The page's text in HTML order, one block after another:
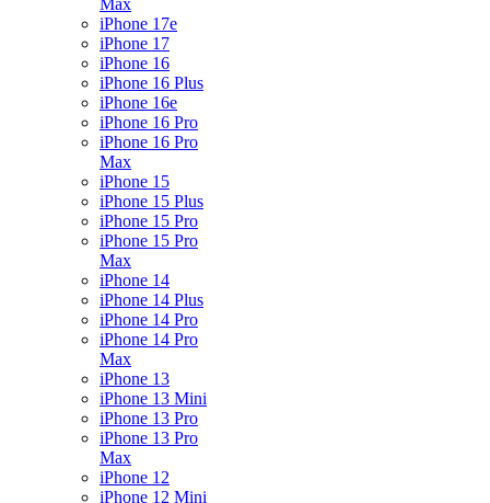
Max
iPhone 17e
iPhone 17
iPhone 16
iPhone 16 Plus
iPhone 16e
iPhone 16 Pro
iPhone 16 Pro
Max
iPhone 15
iPhone 15 Plus
iPhone 15 Pro
iPhone 15 Pro
Max
iPhone 14
iPhone 14 Plus
iPhone 14 Pro
iPhone 14 Pro
Max
iPhone 13
iPhone 13 Mini
iPhone 13 Pro
iPhone 13 Pro
Max
iPhone 12
iPhone 12 Mini